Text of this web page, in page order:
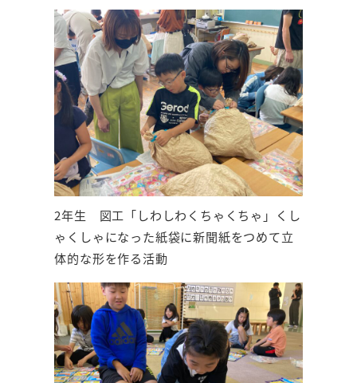
2年生 図工「しわしわくちゃくちゃ」くし
ゃくしゃになった紙袋に新聞紙をつめて立
体的な形を作る活動